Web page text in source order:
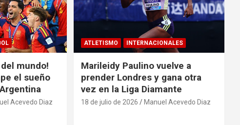
mundo!
el sueño
Acevedo Diaz
ATLETISMO INTERNACIONALES
Marileidy Paulino vuelve a
prender Londres y gana otra
vez en la Liga Diamante
18 de julio de 2026 Manuel Acevedo Diaz